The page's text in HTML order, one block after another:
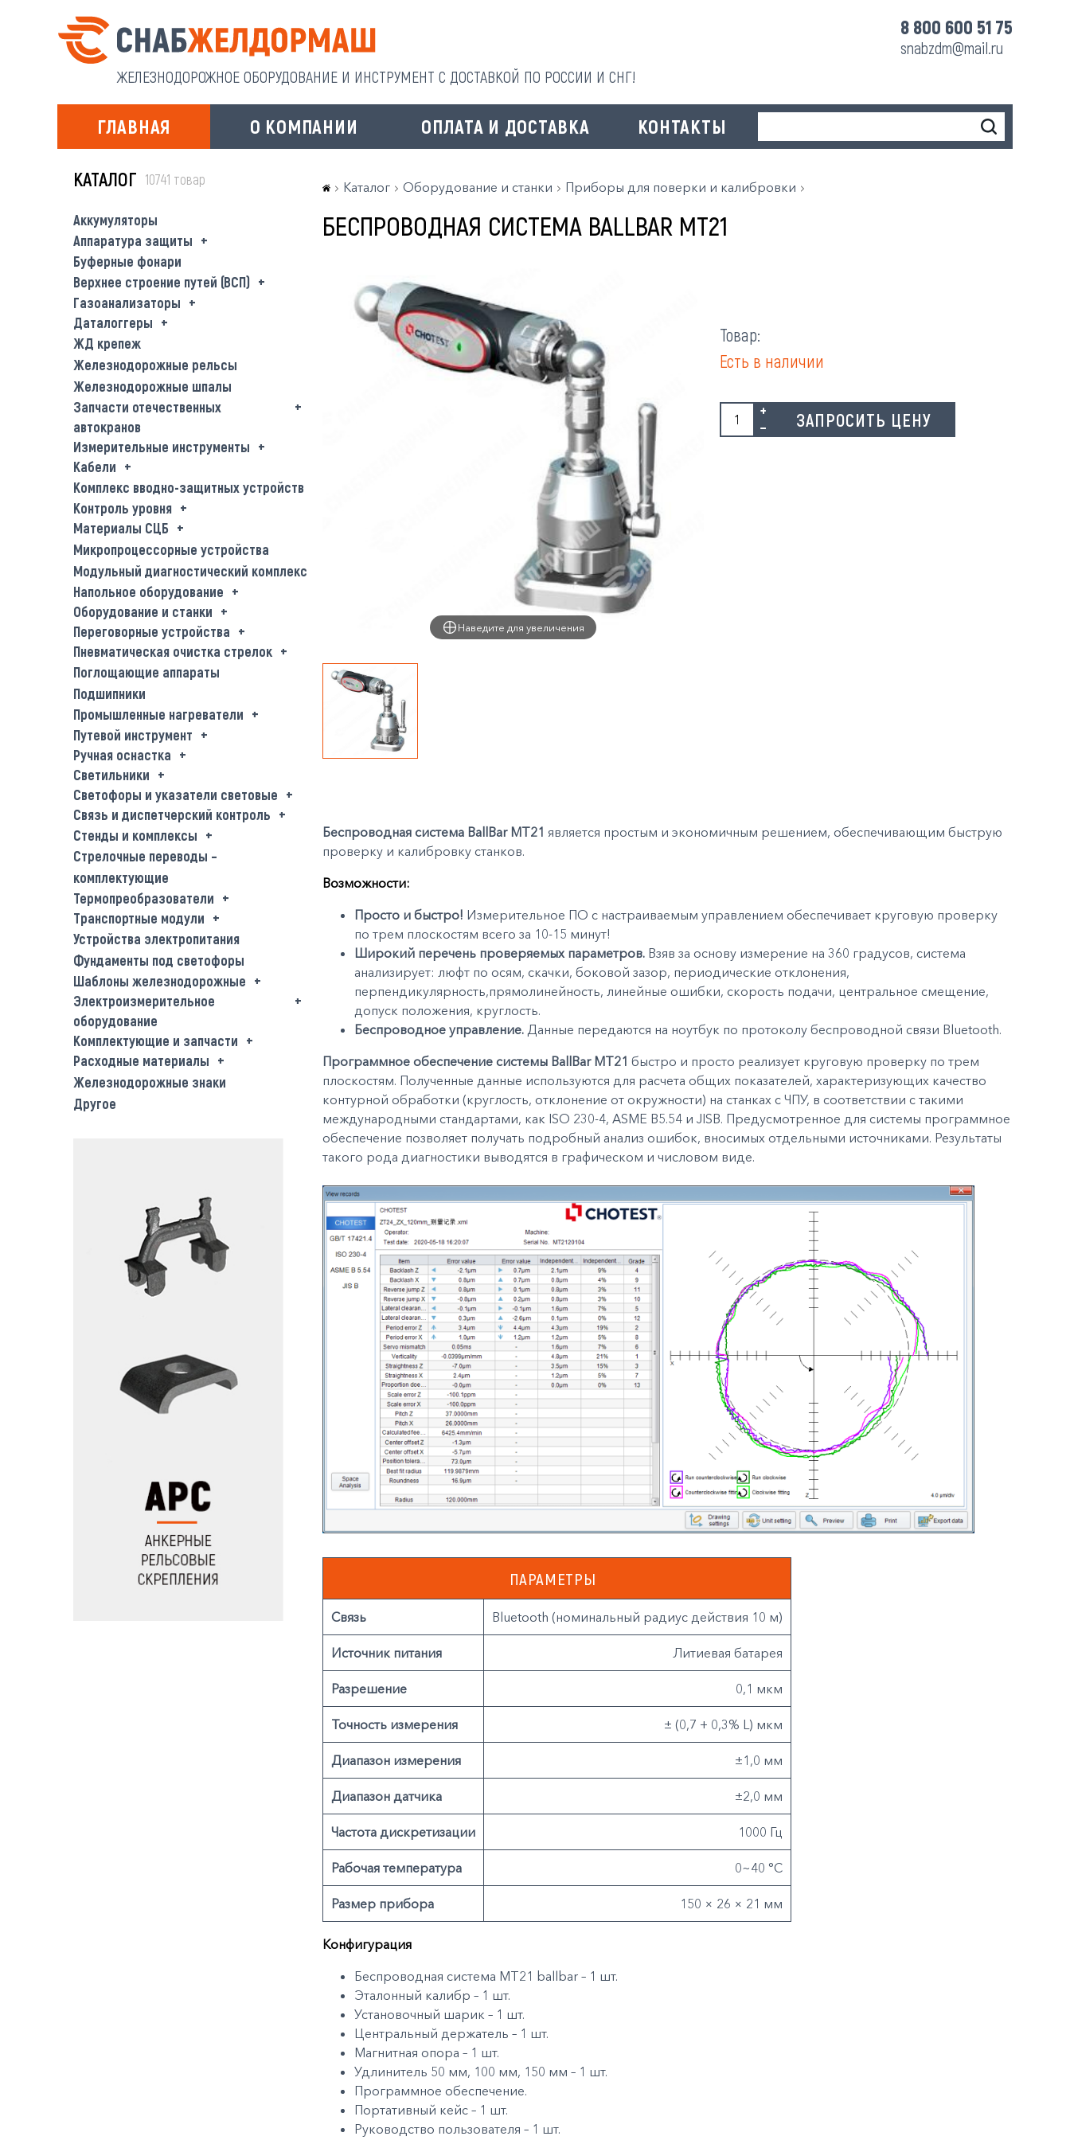
ЖЕЛЕЗНОДОРОЖНОЕ ОБОРУДОВАНИЕ И ИНСТРУМЕНТ С ДОСТАВКОЙ ПО РОССИИ И СНГ!
8 800 600 51 75
snabzdm@mail.ru
ГЛАВНАЯ О КОМПАНИИ ОПЛАТА И ДОСТАВКА КОНТАКТЫ
КАТАЛОГ 10741 товар
Аккумуляторы
Аппаратура защиты
Буферные фонари
Верхнее строение путей (ВСП)
Газоанализаторы
Даталоггеры
ЖД крепеж
Железнодорожные рельсы
Железнодорожные шпалы
Запчасти отечественных
автокранов
Измерительные инструменты
Кабели
Комплекс вводно-защитных устройств
Контроль уровня
Материалы СЦБ
Микропроцессорные устройства
Модульный диагностический комплекс
Напольное оборудование
Оборудование и станки
Переговорные устройства
Пневматическая очистка стрелок
Поглощающие аппараты
Подшипники
Промышленные нагреватели
Путевой инструмент
Ручная оснастка
Светильники
Светофоры и указатели световые
Связь и диспетчерский контроль
Стенды и комплексы
Стрелочные переводы –
комплектующие
Термопреобразователи
Транспортные модули
Устройства электропитания
Фундаменты под светофоры
Шаблоны железнодорожные
Электроизмерительное
оборудование
Комплектующие и запчасти
Расходные материалы
Железнодорожные знаки
Другое
Каталог Оборудование и станки Приборы для поверки и калибровки
БЕСПРОВОДНАЯ СИСТЕМА BALLBAR MT21
Наведите для увеличения
Товар:
Есть в наличии
ЗАПРОСИТЬ ЦЕНУ
Беспроводная система BallBar MT21 является простым и экономичным решением, обеспечивающим быструю
проверку и калибровку станков.
Возможности:
Просто и быстро! Измерительное ПО с настраиваемым управлением обеспечивает круговую проверку
по трем плоскостям всего за 10-15 минут!
Широкий перечень проверяемых параметров. Взяв за основу измерение на 360 градусов, система
анализирует: люфт по осям, скачки, боковой зазор, периодические отклонения,
перпендикулярность,прямолинейность, линейные ошибки, скорость подачи, центральное смещение,
допуск положения, круглость.
Беспроводное управление. Данные передаются на ноутбук по протоколу беспроводной связи Bluetooth.
Программное обеспечение системы BallBar MT21 быстро и просто реализует круговую проверку по трем
плоскостям. Полученные данные используются для расчета общих показателей, характеризующих качество
контурной обработки (круглость, отклонение от окружности) на станках с ЧПУ, в соответствии с такими
международными стандартами, как ISO 230-4, ASME B5.54 и JISB. Предусмотренное для системы программное
обеспечение позволяет получать подробный анализ ошибок, вносимых отдельными источниками. Результаты
такого рода диагностики выводятся в графическом и числовом виде.
ПАРАМЕТРЫ
Связь Bluetooth (номинальный радиус действия 10 м)
Источник питания Литиевая батарея
Разрешение 0,1 мкм
Точность измерения ± (0,7 + 0,3% L) мкм
Диапазон измерения ±1,0 мм
Диапазон датчика ±2,0 мм
Частота дискретизации 1000 Гц
Рабочая температура 0~40 °C
Размер прибора 150 × 26 × 21 мм
Конфигурация
Беспроводная система MT21 ballbar – 1 шт.
Эталонный калибр – 1 шт.
Установочный шарик – 1 шт.
Центральный держатель – 1 шт.
Магнитная опора – 1 шт.
Удлинитель 50 мм, 100 мм, 150 мм – 1 шт.
Программное обеспечение.
Портативный кейс – 1 шт.
Руководство пользователя – 1 шт.